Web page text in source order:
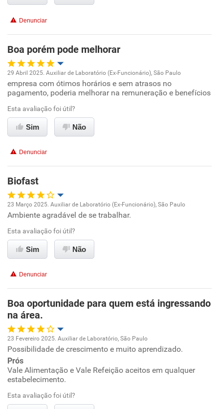
Benefícios
Recomenda a diretoria
Denunciar
Boa porém pode melhorar
Oportunidade de promoção
Ambiente de trabalho
Conciliação com a vida familiar
Recomenda esta empresa
Recomenda a diretoria
29 Abril 2025. Auxiliar de Laboratório (Ex-Funcionário), São Paulo
empresa com ótimos horários e sem atrasos no
pagamento, poderia melhorar na remuneração e benefícios
Esta avaliação foi útil?
Sim Não
Denunciar
Biofast
Oportunidade de promoção
Ambiente de trabalho
Benefícios
Recomenda esta empresa
Recomenda a diretoria
23 Março 2025. Auxiliar de Laboratório (Ex-Funcionário), São Paulo
Ambiente agradável de se trabalhar.
Esta avaliação foi útil?
Sim Não
Denunciar
Boa oportunidade para quem está ingressando
na área.
Oportunidade de promoção
Ambiente de trabalho
Conciliação com a vida familiar
23 Fevereiro 2025. Auxiliar de Laboratório, São Paulo
Possibilidade de crescimento e muito aprendizado.
Prós
Vale Alimentação e Vale Refeição aceitos em qualquer
estabelecimento.
Esta avaliação foi útil?